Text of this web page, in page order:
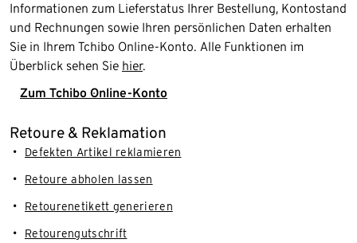
Informationen zum Lieferstatus Ihrer Bestellung, Kontostand
und Rechnungen sowie Ihren persönlichen Daten erhalten
Sie in Ihrem Tchibo Online-Konto. Alle Funktionen im
Überblick sehen Sie hier.
Zum Tchibo Online-Konto
Retoure & Reklamation
Defekten Artikel reklamieren
Retoure abholen lassen
Retourenetikett generieren
Retourengutschrift